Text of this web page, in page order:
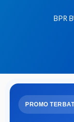
BPR
PROMO